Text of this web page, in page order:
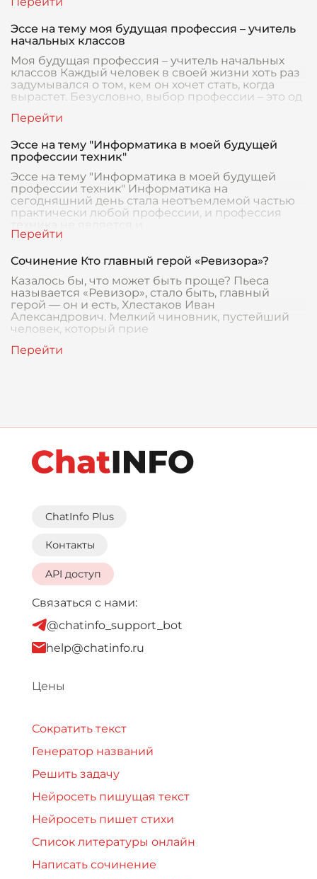
Эссе на тему моя будущая профессия – учитель
начальных классов
Моя будущая профессия – учитель начальных
классов Каждый человек в своей жизни хоть раз
задумывался о том, кем он хочет стать, когда
вырастет. Безусловно, выбор профессии – это од
Эссе на тему "Информатика в моей будущей
профессии техник"
Эссе на тему "Информатика в моей будущей
профессии техник" Информатика на
сегодняшний день стала неотъемлемой частью
практически любой профессии, и профессия
Сочинение Кто главный герой «Ревизора»?
Казалось бы, что может быть проще? Пьеса
называется «Ревизор», стало быть, главный
герой — он и есть, Хлестаков Иван
Александрович. Мелкий чиновник, пустейший
человек, который прие
ChatInfo Plus
Контакты
API доступ
Связаться с нами:
@chatinfo_support_bot
help@chatinfo.ru
Цены
Сократить текст
Генератор названий
Решить задачу
Нейросеть пишущая текст
Нейросеть пишет стихи
Список литературы онлайн
Написать сочинение